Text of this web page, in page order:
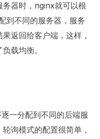
器时，nginx就可以根
到不同的服务器，服务
返回给客户端，这样，
载均衡。
一分配到不同的后端服
询模式的配置很简单，